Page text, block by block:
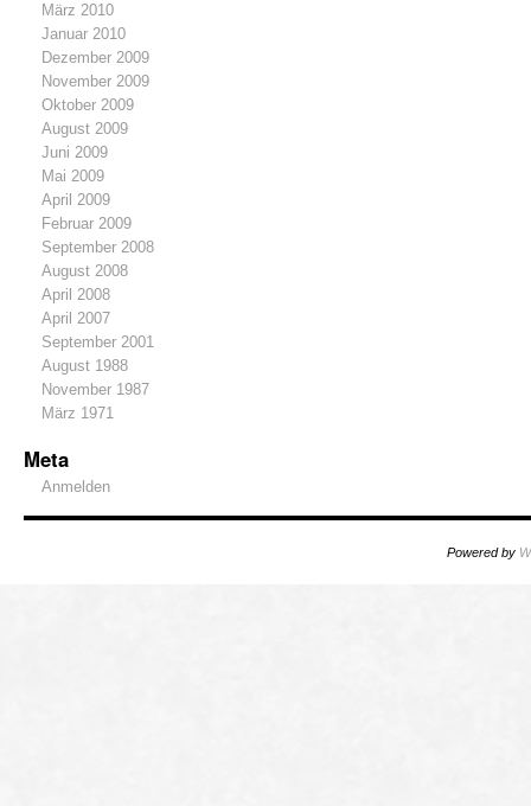
März 2010
Januar 2010
Dezember 2009
November 2009
Oktober 2009
August 2009
Juni 2009
Mai 2009
April 2009
Februar 2009
September 2008
August 2008
April 2008
April 2007
September 2001
August 1988
November 1987
März 1971
Meta
Anmelden
Powered by